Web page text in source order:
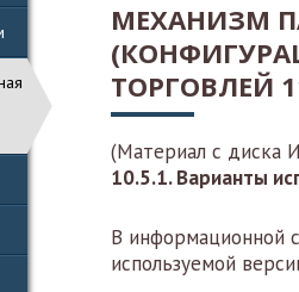
МЕХАНИЗМ
ТОРГОВЛЕЙ
(Материал с диска
10.5.1. Варианты
В информационной
используемой